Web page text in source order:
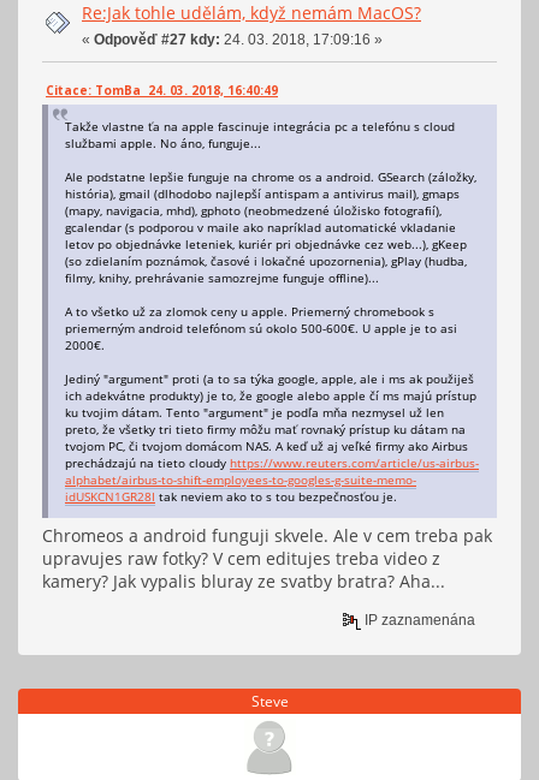
Re:Jak tohle udělám, když nemám MacOS?
« Odpověď #27 kdy: 24. 03. 2018, 17:09:16 »
Citace: TomBa 24. 03. 2018, 16:40:49
Takže vlastne ťa na apple fascinuje integrácia pc a telefónu s cloud
službami apple. No áno, funguje...
Ale podstatne lepšie funguje na chrome os a android. GSearch (záložky,
história), gmail (dlhodobo najlepší antispam a antivirus mail), gmaps
(mapy, navigacia, mhd), gphoto (neobmedzené úložisko fotografií),
gcalendar (s podporou v maile ako napríklad automatické vkladanie
letov po objednávke leteniek, kuriér pri objednávke cez web...), gKeep
(so zdielaním poznámok, časové i lokačné upozornenia), gPlay (hudba,
filmy, knihy, prehrávanie samozrejme funguje offline)...
A to všetko už za zlomok ceny u apple. Priemerný chromebook s
priemerným android telefónom sú okolo 500-600€. U apple je to asi
2000€.
Jediný "argument" proti (a to sa týka google, apple, ale i ms ak použiješ
ich adekvátne produkty) je to, že google alebo apple čí ms majú prístup
ku tvojim dátam. Tento "argument" je podľa mňa nezmysel už len
preto, že všetky tri tieto firmy môžu mať rovnaký prístup ku dátam na
tvojom PC, či tvojom domácom NAS. A keď už aj veľké firmy ako Airbus
prechádzajú na tieto cloudy https://www.reuters.com/article/us-airbus-
alphabet/airbus-to-shift-employees-to-googles-g-suite-memo-
idUSKCN1GR28I tak neviem ako to s tou bezpečnosťou je.
Chromeos a android funguji skvele. Ale v cem treba pak
upravujes raw fotky? V cem editujes treba video z
kamery? Jak vypalis bluray ze svatby bratra? Aha...
IP zaznamenána
Steve